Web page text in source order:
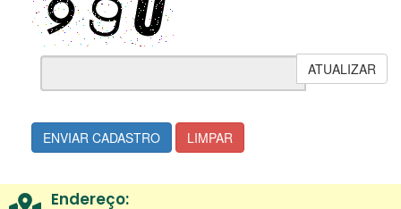
ATUALIZAR
ENVIAR CADASTRO LIMPAR
Endereço: